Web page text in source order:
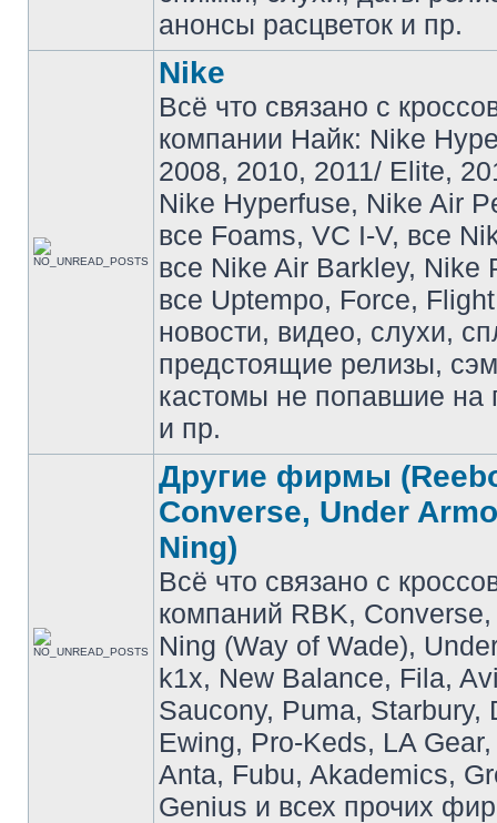
анонсы расцветок и пр.
Nike
Всё что связано с
компании Найк: Nike
2008, 2010, 2011/ Elite,
Nike Hyperfuse, Nike Air
все Foams, VC I-V, все
все Nike Air Barkley, Nike
все Uptempo, Force,
новости, видео, слухи,
предстоящие релизы,
кастомы не попавшие на
и пр.
Другие фирмы
Converse, Under
Ning)
Всё что связано с
компаний RBK,
Ning (Way of Wade),
k1x, New Balance, Fila,
Saucony, Puma, Starbury,
Ewing, Pro-Keds, LA
Anta, Fubu, Akademics,
Genius и всех прочих